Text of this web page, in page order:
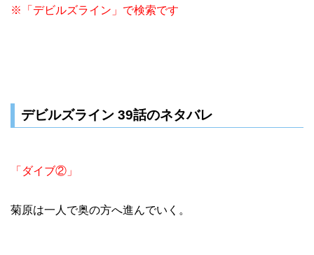
※「デビルズライン」で検索です
デビルズライン 39話のネタバレ
「ダイブ②」
菊原は一人で奥の方へ進んでいく。